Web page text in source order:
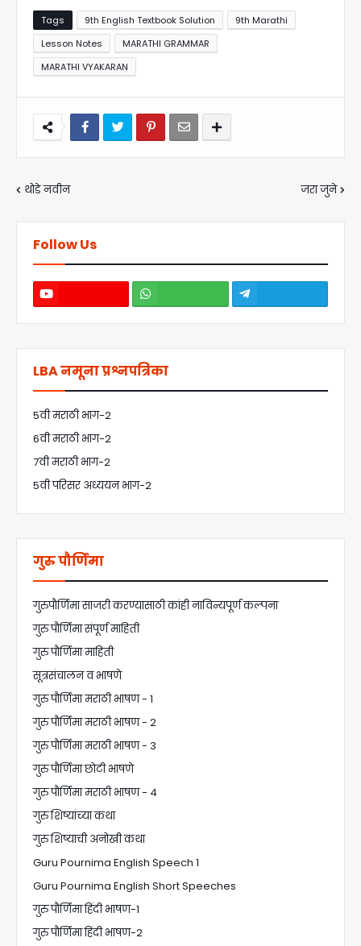
Tags 9th English Textbook Solution
9th Marathi
Lesson Notes
MARATHI GRAMMAR
MARATHI VYAKARAN
थोडे नवीन जरा जुने
Follow Us
LBA नमूना प्रश्नपत्रिका
5वी मराठी भाग-2
6वी मराठी भाग-2
7वी मराठी भाग-2
5वी परिसर अध्ययन भाग-2
गुरु पौर्णिमा
गुरुपौर्णिमा साजरी करण्यासाठी कांही नाविन्यपूर्ण कल्पना
गुरु पौर्णिमा संपूर्ण माहिती
गुरु पौर्णिमा माहिती
सूत्रसंचालन व भाषणे
गुरु पौर्णिमा मराठी भाषण - 1
गुरु पौर्णिमा मराठी भाषण - 2
गुरु पौर्णिमा मराठी भाषण - 3
गुरु पौर्णिमा छोटी भाषणे
गुरु पौर्णिमा मराठी भाषण - 4
गुरु शिष्यांच्या कथा
गुरु शिष्याची अनोखी कथा
Guru Pournima English Speech 1
Guru Pournima English Short Speeches
गुरु पौर्णिमा हिंदी भाषण-1
गुरु पौर्णिमा हिंदी भाषण-2